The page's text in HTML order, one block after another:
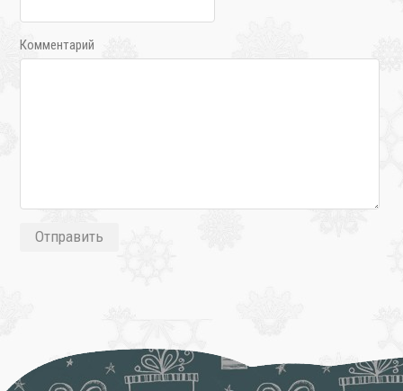
Комментарий